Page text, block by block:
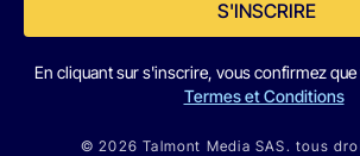
S'INSCRIRE
En cliquant sur s'inscrire, vous confirmez
Termes et Conditions
© 2026 Talmont Media SAS. tous